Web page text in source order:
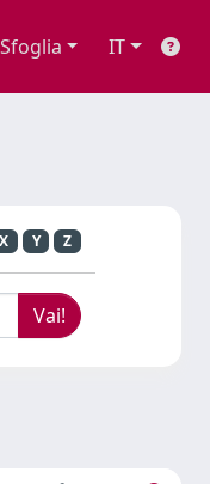
Sfoglia IT
X Y Z